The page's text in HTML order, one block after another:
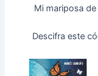
Mi mariposa
Descifra este